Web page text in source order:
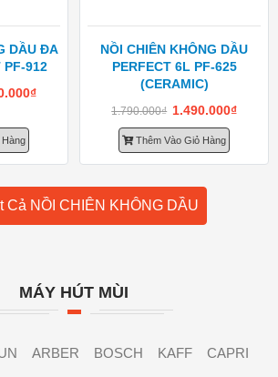
DẦU ĐA
PF-912
₫
NỒI CHIÊN KHÔNG DẦU
PERFECT 6L PF-625
(CERAMIC)
1.790.000₫ 1.490.000₫
Thêm Vào Giỏ Hàng
Cả NỒI CHIÊN KHÔNG DẦU
MÁY HÚT MÙI
ARBER BOSCH KAFF CAPRI